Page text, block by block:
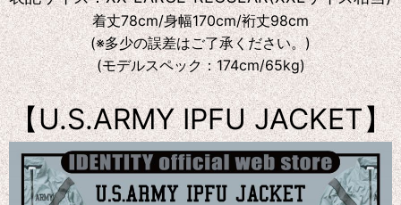
着丈78cm/身幅170cm/裄丈98cm
(※多少の誤差はご了承ください。)
(モデルスペック：174cm/65kg)
【U.S.ARMY IPFU JACKET】